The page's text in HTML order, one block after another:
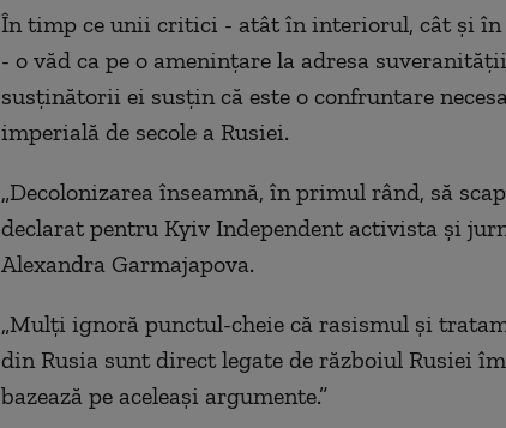
În timp ce unii critici - atât în interiorul, cât și
- o văd ca pe o amenințare la adresa
susținătorii ei susțin că este o confruntare
imperială de secole a Rusiei.
„Decolonizarea înseamnă, în primul rând, să
declarat pentru Kyiv Independent activista și
Alexandra Garmajapova.
„Mulți ignoră punctul-cheie că rasismul și
din Rusia sunt direct legate de războiul Rusiei
bazează pe aceleași argumente.”